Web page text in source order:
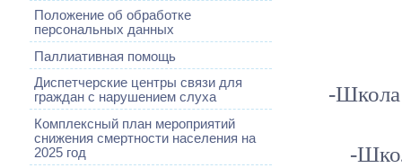
Положение об обработке
персональных данных
Паллиативная помощь
Диспетчерские центры связи для
граждан с нарушением слуха
Комплексный план мероприятий
снижения смертности населения на
2025 год
-Школа
-